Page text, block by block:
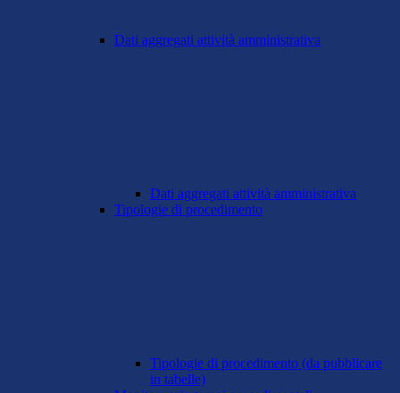
Dati aggregati attività amministrativa
Dati aggregati attività amministrativa
Tipologie di procedimento
Tipologie di procedimento (da pubblicare
in tabelle)